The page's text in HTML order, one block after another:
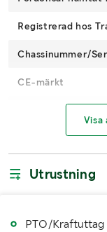
Registrerad hos
Chassinummer/
CE-märkt
Motoreffekt (kW/
Växellåda
Visa
Utrustning
PTO/Kraftuttag